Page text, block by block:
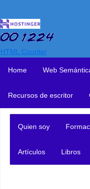
HTML Counter
Home Web
Recursos de escritor
Quien soy
Artículos Libros